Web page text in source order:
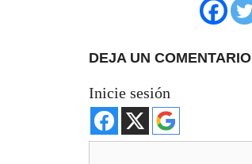
DEJA UN COMENTARIO
Inicie sesión